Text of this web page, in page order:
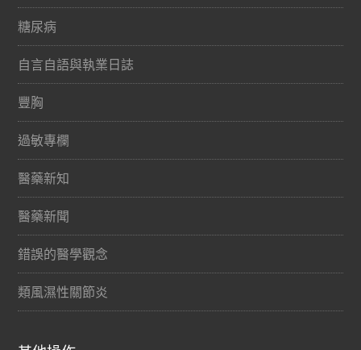
糖尿病
自言自語與執業日誌
豐胸
過敏專欄
醫藥新知
醫藥新聞
錯誤的醫學觀念
類風濕性關節炎